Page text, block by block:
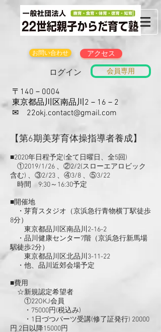
お問い合わせ アクセス
ログイン 会員専用
〒140－0004
東京都品川区南品川2－16－2
​✉ 22okj.contact@gmail.com
【第6期美芽育体操指導者養成】
■2020年日程予定(全て日曜日、全5回)
①2019/1/26 、②2/2(スローエアロビック
含む) 、③2/23 、④3/8 、⑤3/22
時間 9:30～16:30予定
■開催地
・芽育スタジオ（京浜急行青物横丁駅徒歩
8分）
東京都品川区南品川2-16-2
・品川健康センター7階（京浜急行新馬場
駅徒歩2分）
東京都品川区北品川3-11-22
・他、品川近郊会場予定
■費用
☆新規認定希望者
①22OKJ会員
・75000円(税込み)
・1日づつパーツ受講(修了証発行) 20000
円 2日以降15000円